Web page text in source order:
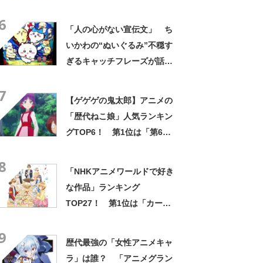
「人の心がない宣伝文」 ち
いかわの“ぬいぐるみ”不穏す
ぎるキャッチフレーズが話
【ゲゲゲの鬼太郎】アニメの
「歴代ねこ娘」人気ランキン
グTOP6！ 第1位は「第6
「NHKアニメワールドで好き
な作品」ランキング
TOP27！ 第1位は「カード
歴代最強の「女性アニメキャ
ラ」は誰？ 「アニメグラン